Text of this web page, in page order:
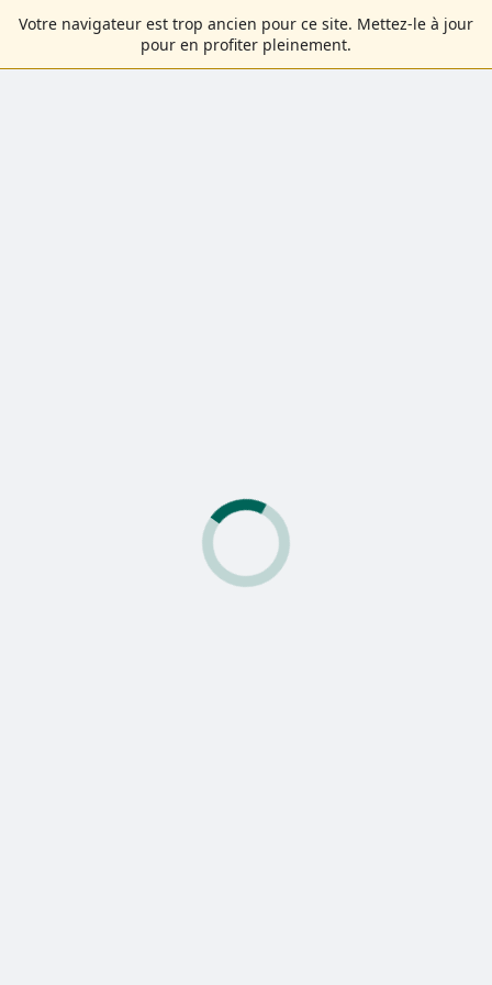
Votre navigateur est trop ancien pour ce site. Mettez-le à jour
pour en profiter pleinement.